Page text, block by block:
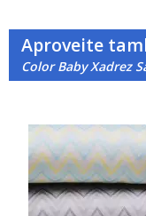
Aproveite
Color Baby Xadrez